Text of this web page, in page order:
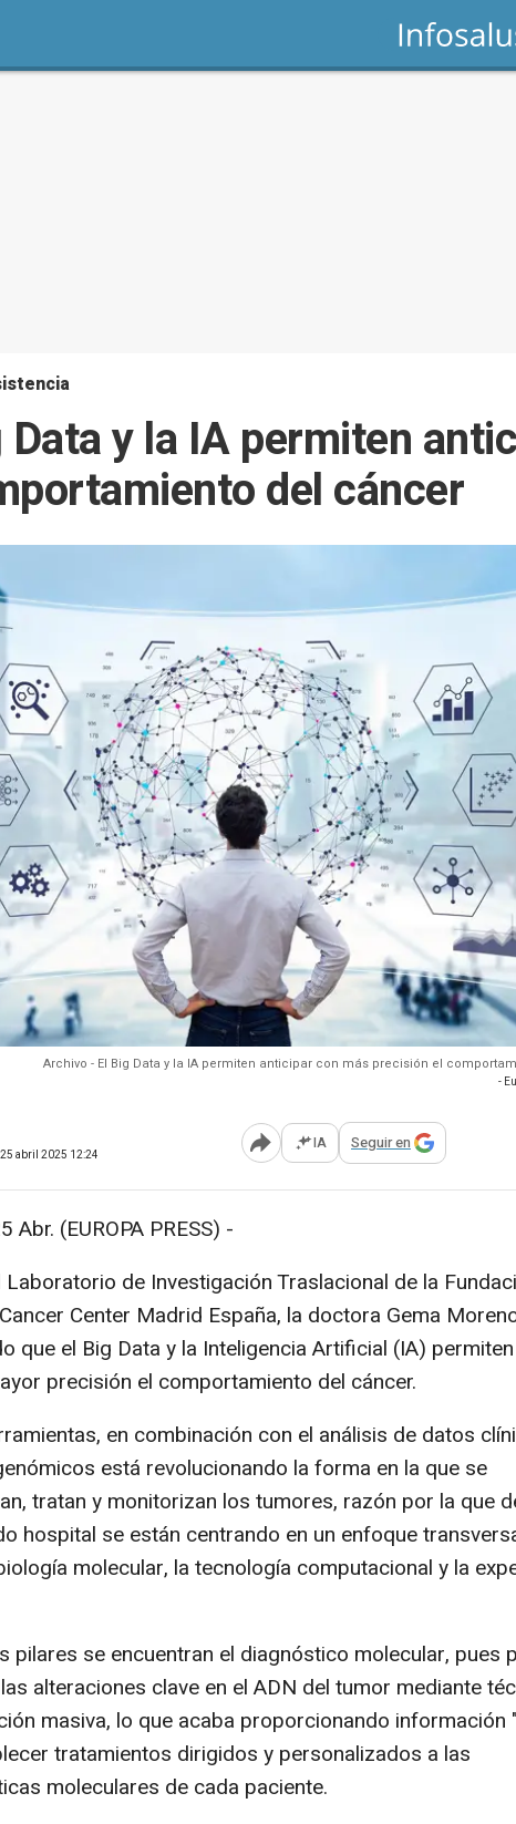
Data y la IA permiten
del cáncer
Archivo - El Big Data y la IA permiten anticipar con más precisión el
-
abril 2025 12:24 Abrir opciones para compartir
IA Seguir en
Abr. (EUROPA PRESS) -
de Investigación Traslacional de la
Center Madrid España, la doctora Gema
que el Big Data y la Inteligencia Artificial (IA)
precisión el comportamiento del cáncer.
en combinación con el análisis de datos
está revolucionando la forma en la que se
tratan y monitorizan los tumores, razón por la que
hospital se están centrando en un enfoque
molecular, la tecnología computacional y la
pilares se encuentran el diagnóstico molecular, pues
alteraciones clave en el ADN del tumor mediante
masiva, lo que acaba proporcionando información
tratamientos dirigidos y personalizados a las
moleculares de cada paciente.